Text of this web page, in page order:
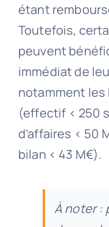
étant
Toutefois,
peuvent
immédiat de
notamment les
(effectif < 250
d’affaires < 50
bilan < 43 M€).
À noter :